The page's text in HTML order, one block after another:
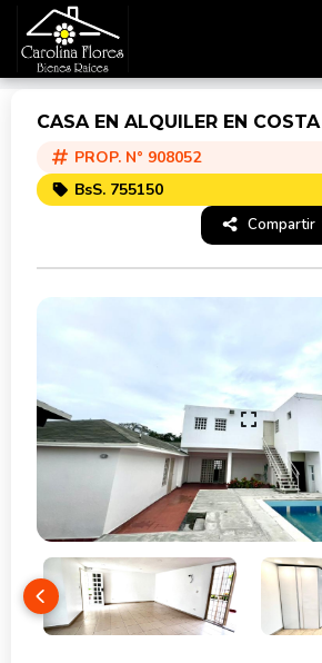
CASA EN ALQUILER EN
PROP. N° 908052
BsS. 755150
Compartir